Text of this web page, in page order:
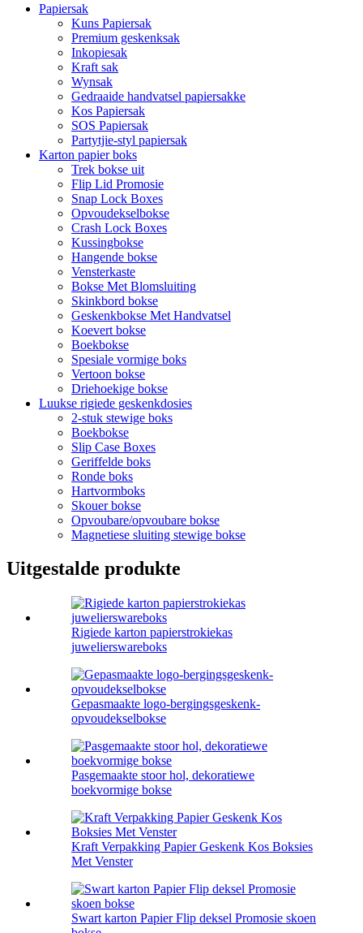
Papiersak
Kuns Papiersak
Premium geskenksak
Inkopiesak
Kraft sak
Wynsak
Gedraaide handvatsel papiersakke
Kos Papiersak
SOS Papiersak
Partytjie-styl papiersak
Karton papier boks
Trek bokse uit
Flip Lid Promosie
Snap Lock Boxes
Opvoudekselbokse
Crash Lock Boxes
Kussingbokse
Hangende bokse
Vensterkaste
Bokse Met Blomsluiting
Skinkbord bokse
Geskenkbokse Met Handvatsel
Koevert bokse
Boekbokse
Spesiale vormige boks
Vertoon bokse
Driehoekige bokse
Luukse rigiede geskenkdosies
2-stuk stewige boks
Boekbokse
Slip Case Boxes
Geriffelde boks
Ronde boks
Hartvormboks
Skouer bokse
Opvoubare/opvoubare bokse
Magnetiese sluiting stewige bokse
Uitgestalde produkte
Rigiede karton papierstrokiekas
juwelierswareboks
Gepasmaakte logo-bergingsgeskenk-
opvoudekselbokse
Pasgemaakte stoor hol, dekoratiewe
boekvormige bokse
Kraft Verpakking Papier Geskenk Kos Boksies
Met Venster
Swart karton Papier Flip deksel Promosie skoen